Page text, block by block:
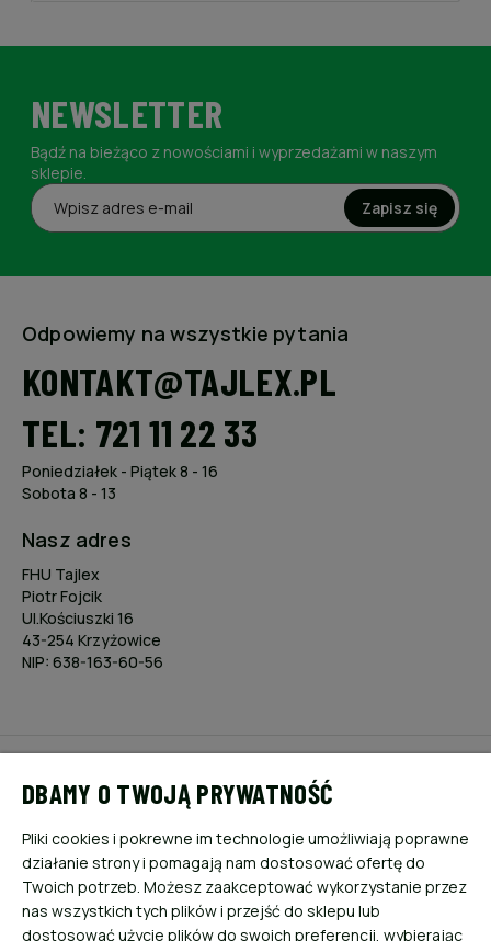
NEWSLETTER
Bądź na bieżąco z nowościami i wyprzedażami w naszym
sklepie.
Zapisz się
Odpowiemy na wszystkie pytania
KONTAKT@TAJLEX.PL
TEL: 721 11 22 33
Poniedziałek - Piątek 8 - 16
Sobota 8 - 13
Nasz adres
FHU Tajlex
Piotr Fojcik
Ul.Kościuszki 16
43-254 Krzyżowice
NIP: 638-163-60-56
PŁATNOŚCI I DOSTAWA
DBAMY O TWOJĄ PRYWATNOŚĆ
Pliki cookies i pokrewne im technologie umożliwiają poprawne
działanie strony i pomagają nam dostosować ofertę do
Twoich potrzeb. Możesz zaakceptować wykorzystanie przez
nas wszystkich tych plików i przejść do sklepu lub
dostosować użycie plików do swoich preferencji, wybierając